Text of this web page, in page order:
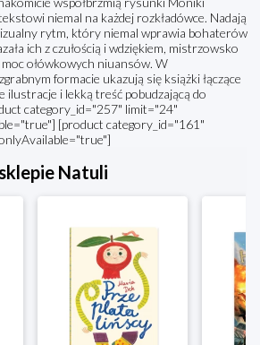
niemal na każdej rozkładówce. Nadają
rytm, który niemal wprawia bohaterów
ich z czułością i wdziękiem, mistrzowsko
ołówkowych niuansów. W
formacie ukazują się książki łączące
ilustracje i lekką treść pobudzającą do
category_id="257" limit="24"
[product category_id="161"
Natuli